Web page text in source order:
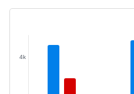
4k
TIÊU
KHÔNG